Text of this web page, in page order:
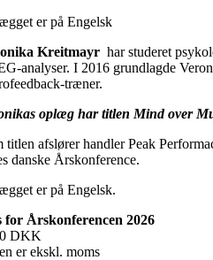
er på Engelsk
Kreitmayr har studeret
analyser. I 2016 grundlagde
træner.
oplæg har titlen Mind over
titlen afslører handler Peak
danske Årskonference.
er på Engelsk.
for Årskonferencen 2026
DKK
er ekskl. moms